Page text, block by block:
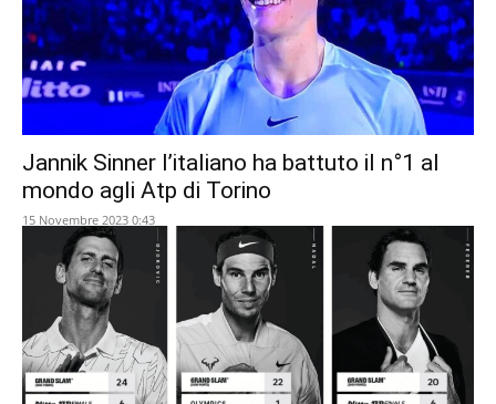
Jannik Sinner l’italiano ha battuto il n°1 al
mondo agli Atp di Torino
15 Novembre 2023 0:43